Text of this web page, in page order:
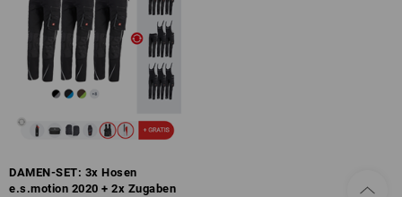
DAMEN-SET: 3x Hosen
e.s.motion 2020 + 2x Zugaben